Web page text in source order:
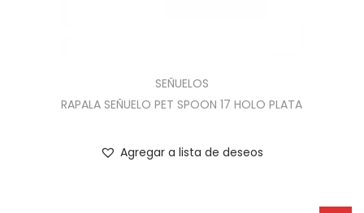
SEÑUELOS
RAPALA SEÑUELO PET SPOON 17 HOLO PLATA
Agregar a lista de deseos